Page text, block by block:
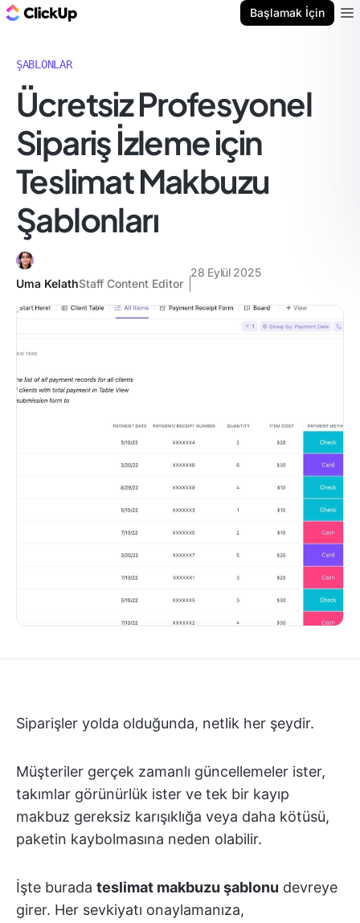
Başlamak İçin
ŞABLONLAR
Ücretsiz Profesyonel
Sipariş İzleme için
Teslimat Makbuzu
Şablonları
Uma KelathStaff Content Editor
28 Eylül 2025
Siparişler yolda olduğunda, netlik her şeydir.
Müşteriler gerçek zamanlı güncellemeler ister,
takımlar görünürlük ister ve tek bir kayıp
makbuz gereksiz karışıklığa veya daha kötüsü,
paketin kaybolmasına neden olabilir.
İşte burada teslimat makbuzu şablonu devreye
girer. Her sevkiyatı onaylamanıza,